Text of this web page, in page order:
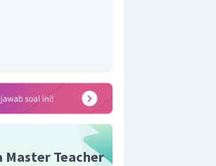
Master Teacher